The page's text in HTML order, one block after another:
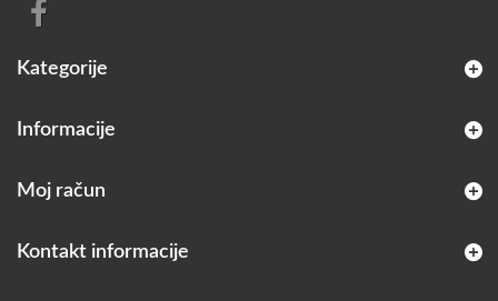
Kategorije
Informacije
Moj račun
Kontakt informacije